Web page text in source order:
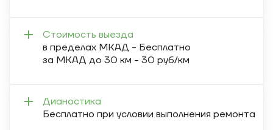
Стоимость выезда
в пределах МКАД - Бесплатно
за МКАД до 30 км - 30 руб/км
Дианостика
Бесплатно при условии выполнения ремонта